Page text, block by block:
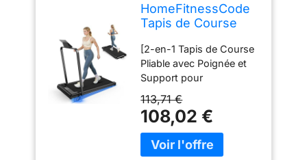
HomeFitnessCode
Tapis de Course
km/h - Tapis de
Marche, Moteur 2.5
HP- Walking Pad
Électrique, Surface
Large 43 cm,
Télécommande,
Écran LCD, Capacité
130 kg (Noir)
[2-en-1 Tapis de Course
Pliable avec Poignée et
Support pour
nouveau modèle
amélioré de 2024 de
notre tapis de course 2-
en-1, offrant polyvalence,
113,71 €
108,02 €